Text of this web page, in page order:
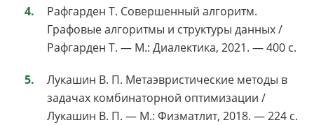
Рафгарден Т. Совершенный алгоритм.
Графовые алгоритмы и структуры данных /
Рафгарден Т. — М.: Диалектика, 2021. — 400 с.
Лукашин В. П. Метаэвристические методы в
задачах комбинаторной оптимизации /
Лукашин В. П. — М.: Физматлит, 2018. — 224 с.